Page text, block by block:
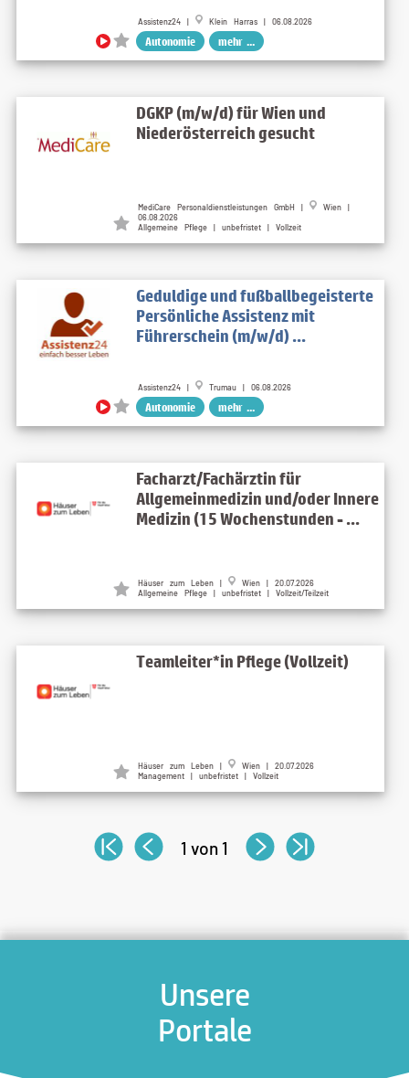
Assistenz24 | Klein Harras | 06.08.2026
Autonomie mehr ...
DGKP (m/w/d) für Wien und
Niederösterreich gesucht
MediCare Personaldienstleistungen GmbH |
Wien |
06.08.2026
Allgemeine Pflege | unbefristet | Vollzeit
Geduldige und fußballbegeisterte
Persönliche Assistenz mit
Führerschein (m/w/d) ...
Assistenz24 | Trumau | 06.08.2026
Autonomie mehr ...
Facharzt/Fachärztin für
Allgemeinmedizin und/oder Innere
Medizin (15 Wochenstunden - ...
Häuser zum Leben |
Wien | 20.07.2026
Allgemeine Pflege | unbefristet | Vollzeit/Teilzeit
Teamleiter*in Pflege (Vollzeit)
Häuser zum Leben |
Wien | 20.07.2026
Management | unbefristet | Vollzeit
1 von 1
Unsere
Portale